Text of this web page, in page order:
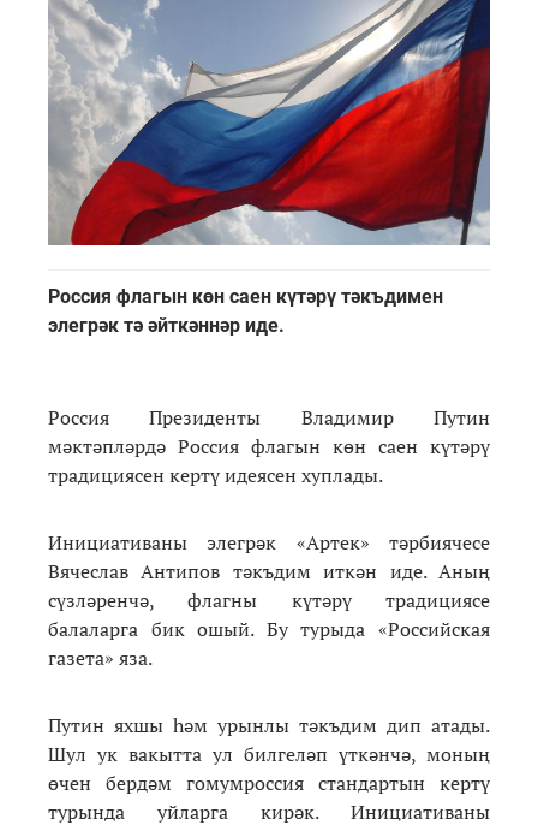
Россия флагын көн саен күтәрү тәкъдимен
элегрәк тә әйткәннәр иде.
Россия Президенты Владимир Путин
мәктәпләрдә Россия флагын көн саен күтәрү
традициясен кертү идеясен хуплады.
Инициативаны элегрәк «Артек» тәрбиячесе
Вячеслав Антипов тәкъдим иткән иде. Аның
сүзләренчә, флагны күтәрү традициясе
балаларга бик ошый. Бу турыда «Российская
газета» яза.
Путин яхшы һәм урынлы тәкъдим дип атады.
Шул ук вакытта ул билгеләп үткәнчә, моның
өчен бердәм гомумроссия стандартын кертү
турында уйларга кирәк. Инициативаны